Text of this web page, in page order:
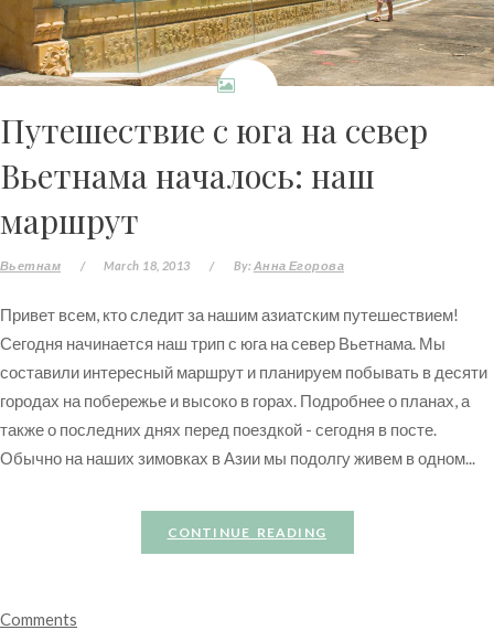
Путешествие с юга на север
Вьетнама началось: наш
маршрут
Вьетнам / March 18, 2013 / By: Анна Егорова
Привет всем, кто следит за нашим азиатским путешествием!
Сегодня начинается наш трип с юга на север Вьетнама. Мы
составили интересный маршрут и планируем побывать в десяти
городах на побережье и высоко в горах. Подробнее о планах, а
также о последних днях перед поездкой - сегодня в посте.
Обычно на наших зимовках в Азии мы подолгу живем в одном...
CONTINUE READING
Comments